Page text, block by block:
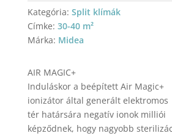
Kategória: Split klímák
Címke: 30-40 m²
Márka: Midea
AIR MAGIC+
Induláskor a beépített Air Magic+
ionizátor által generált elektromos
tér határsára negatív ionok milliói
képződnek, hogy nagyobb